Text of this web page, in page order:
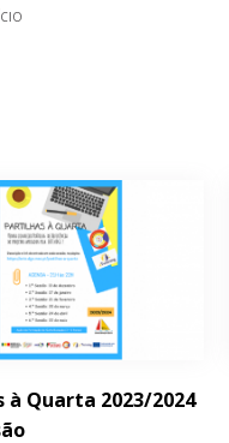
à Quarta 2023/2024